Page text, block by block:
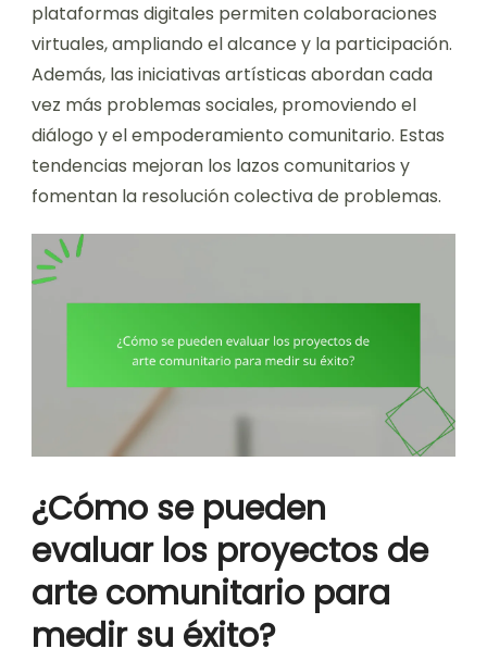
plataformas digitales permiten colaboraciones
virtuales, ampliando el alcance y la participación.
Además, las iniciativas artísticas abordan cada
vez más problemas sociales, promoviendo el
diálogo y el empoderamiento comunitario. Estas
tendencias mejoran los lazos comunitarios y
fomentan la resolución colectiva de problemas.
¿Cómo se pueden
evaluar los proyectos de
arte comunitario para
medir su éxito?